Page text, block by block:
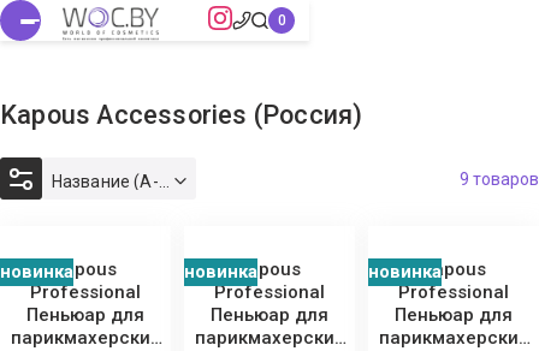
Kapous Accessories (Россия)
9 товаров
Kapous
Professional
Пеньюар для
парикмахерских
новинка
Kapous
Professional
Пеньюар для
парикмахерских
новинка
Kapous
Professional
Пеньюар для
парикмахерских
новинка